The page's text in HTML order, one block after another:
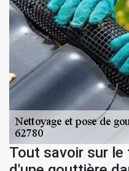
Tout savoir sur